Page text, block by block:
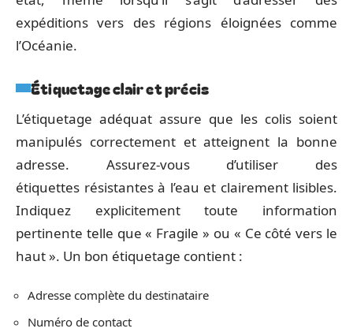
expéditions vers des régions éloignées comme
l’Océanie.
Étiquetage clair et précis
L’étiquetage adéquat assure que les colis soient
manipulés correctement et atteignent la bonne
adresse. Assurez-vous d’utiliser des
étiquettes résistantes à l’eau et clairement lisibles.
Indiquez explicitement toute information
pertinente telle que « Fragile » ou « Ce côté vers le
haut ». Un bon étiquetage contient :
Adresse complète du destinataire
Numéro de contact